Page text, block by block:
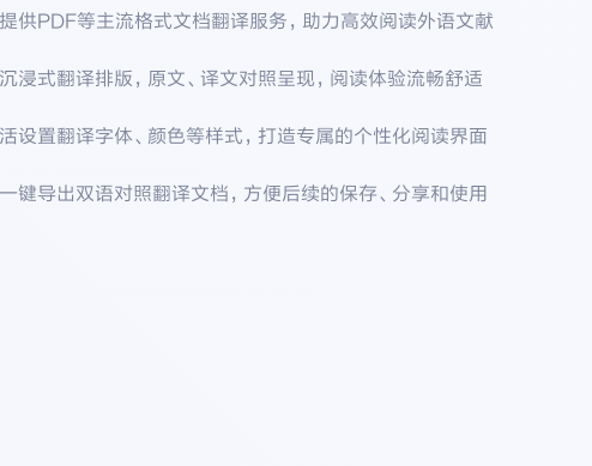
供PDF等主流格式文档翻译服务，助力高效阅读外语文献
浸式翻译排版，原文、译文对照呈现，阅读体验流畅舒适
设置翻译字体、颜色等样式，打造专属的个性化阅读界面
键导出双语对照翻译文档，方便后续的保存、分享和使用